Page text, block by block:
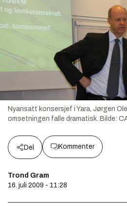
Nyansatt konsersjef i Yara, Jørgen
omsetningen falle dramatisk. Bilde:
Del Kommenter
Trond Gram
16. juli 2009 - 11:28